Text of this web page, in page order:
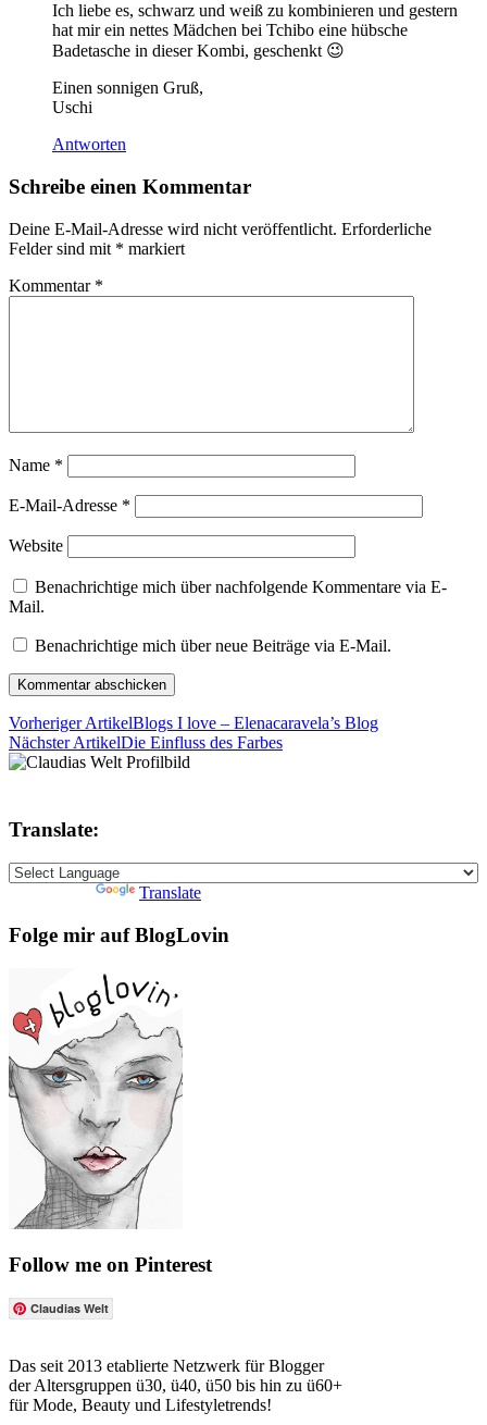
Ich liebe es, schwarz und weiß zu kombinieren und gestern
hat mir ein nettes Mädchen bei Tchibo eine hübsche
Badetasche in dieser Kombi, geschenkt 😉
Einen sonnigen Gruß,
Uschi
Antworten
Schreibe einen Kommentar
Deine E-Mail-Adresse wird nicht veröffentlicht. Erforderliche
Felder sind mit * markiert
Kommentar *
Name *
E-Mail-Adresse *
Website
Benachrichtige mich über nachfolgende Kommentare via E-
Mail.
Benachrichtige mich über neue Beiträge via E-Mail.
Vorheriger ArtikelBlogs I love – Elenacaravela’s Blog
Nächster ArtikelDie Einfluss des Farbes
Translate:
Translate
Folge mir auf BlogLovin
Follow me on Pinterest
Claudias Welt
Das seit 2013 etablierte Netzwerk für Blogger
der Altersgruppen ü30, ü40, ü50 bis hin zu ü60+
für Mode, Beauty und Lifestyletrends!